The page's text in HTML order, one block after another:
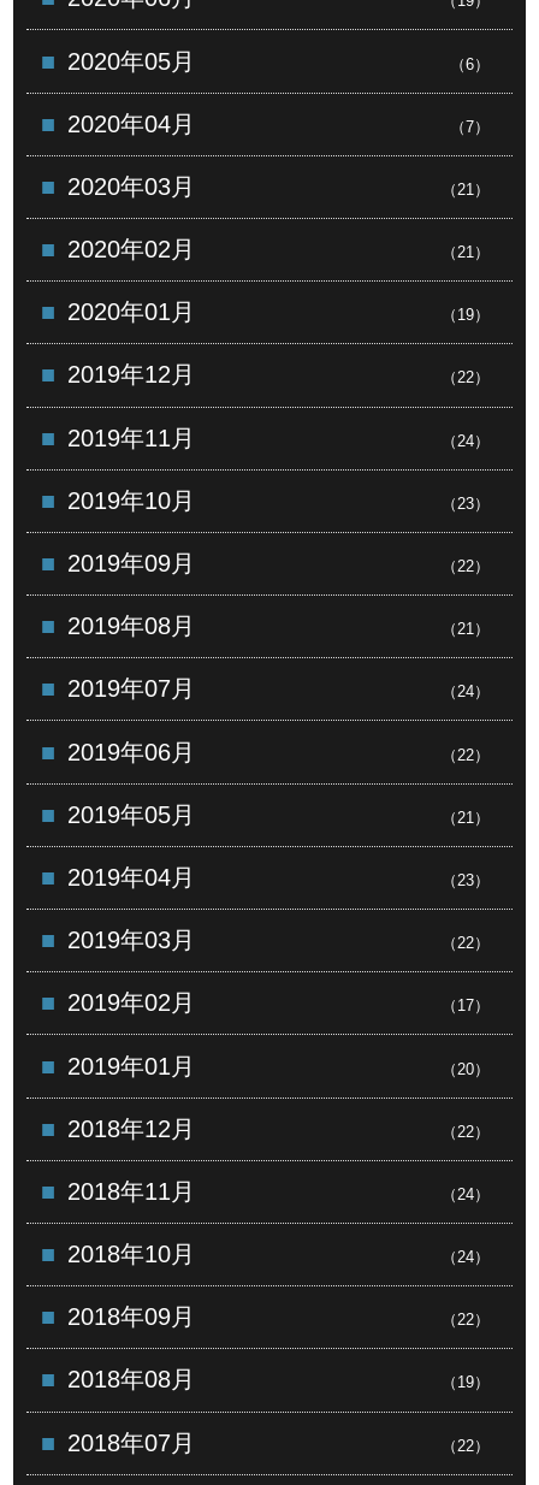
2020年05月 （6）
2020年04月 （7）
2020年03月 （21）
2020年02月 （21）
2020年01月 （19）
2019年12月 （22）
2019年11月 （24）
2019年10月 （23）
2019年09月 （22）
2019年08月 （21）
2019年07月 （24）
2019年06月 （22）
2019年05月 （21）
2019年04月 （23）
2019年03月 （22）
2019年02月 （17）
2019年01月 （20）
2018年12月 （22）
2018年11月 （24）
2018年10月 （24）
2018年09月 （22）
2018年08月 （19）
2018年07月 （22）